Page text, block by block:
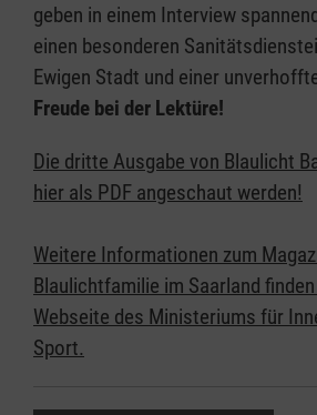
geben in einem Interview
einen besonderen
Ewigen Stadt und einer
Freude bei der Lektüre!
Die dritte Ausgabe von Blaulicht
hier als PDF angeschaut werden!
Weitere Informationen zum
Blaulichtfamilie im Saarland
Webseite des Ministeriums für
Sport.